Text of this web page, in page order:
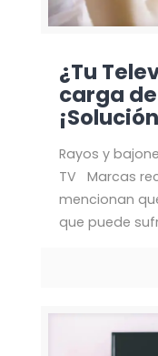
¿Tu
carga
Rayos y
TV Marcas
mencionan
que puede